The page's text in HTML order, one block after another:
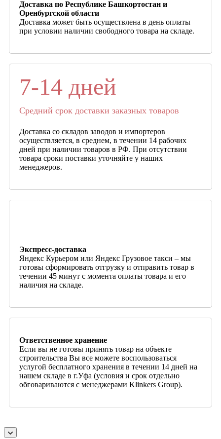
Доставка по Республике Башкортостан и
Оренбургской области
Доставка может быть осуществлена в день оплаты
при условии наличии свободного товара на складе.
7-14 дней
Средний срок доставки заказных товаров
Доставка со складов заводов и импортеров
осуществляется, в среднем, в течении 14 рабочих
дней при наличии товаров в РФ. При отсутствии
товара сроки поставки уточняйте у наших
менеджеров.
Экспресс-доставка
Яндекс Курьером или Яндекс Грузовое такси – мы
готовы сформировать отгрузку и отправить товар в
течении 45 минут с момента оплаты товара и его
наличия на складе.
Ответственное хранение
Если вы не готовы принять товар на объекте
строительства Вы все можете воспользоваться
услугой бесплатного хранения в течении 14 дней на
нашем складе в г.Уфа (условия и срок отдельно
обговариваются с менеджерами Klinkers Group).